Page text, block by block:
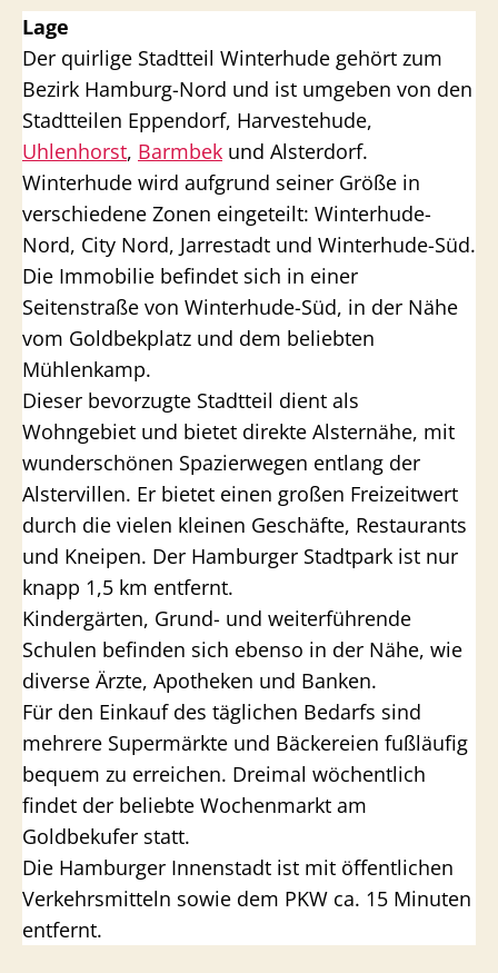
Lage
Der quirlige Stadtteil Winterhude gehört zum
Bezirk Hamburg-Nord und ist umgeben von den
Stadtteilen Eppendorf, Harvestehude,
Uhlenhorst, Barmbek und Alsterdorf.
Winterhude wird aufgrund seiner Größe in
verschiedene Zonen eingeteilt: Winterhude-
Nord, City Nord, Jarrestadt und Winterhude-Süd.
Die Immobilie befindet sich in einer
Seitenstraße von Winterhude-Süd, in der Nähe
vom Goldbekplatz und dem beliebten
Mühlenkamp.
Dieser bevorzugte Stadtteil dient als
Wohngebiet und bietet direkte Alsternähe, mit
wunderschönen Spazierwegen entlang der
Alstervillen. Er bietet einen großen Freizeitwert
durch die vielen kleinen Geschäfte, Restaurants
und Kneipen. Der Hamburger Stadtpark ist nur
knapp 1,5 km entfernt.
Kindergärten, Grund- und weiterführende
Schulen befinden sich ebenso in der Nähe, wie
diverse Ärzte, Apotheken und Banken.
Für den Einkauf des täglichen Bedarfs sind
mehrere Supermärkte und Bäckereien fußläufig
bequem zu erreichen. Dreimal wöchentlich
findet der beliebte Wochenmarkt am
Goldbekufer statt.
Die Hamburger Innenstadt ist mit öffentlichen
Verkehrsmitteln sowie dem PKW ca. 15 Minuten
entfernt.